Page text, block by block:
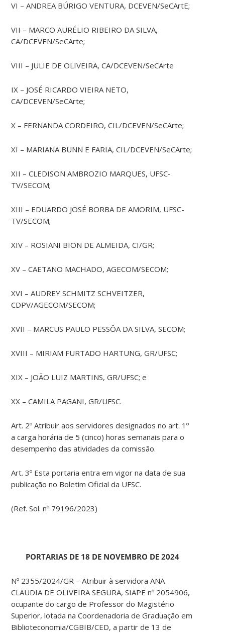
VI – ANDREA BÚRIGO VENTURA, DCEVEN/SeCArtE;
VII – MARCO AURÉLIO RIBEIRO DA SILVA,
CA/DCEVEN/SeCArte;
VIII – JULIE DE OLIVEIRA, CA/DCEVEN/SeCArte
IX – JOSÉ RICARDO VIEIRA NETO,
CA/DCEVEN/SeCArte;
X – FERNANDA CORDEIRO, CIL/DCEVEN/SeCArte;
XI – MARIANA BUNN E FARIA, CIL/DCEVEN/SeCArte;
XII – CLEDISON AMBROZIO MARQUES, UFSC-
TV/SECOM;
XIII – EDUARDO JOSÉ BORBA DE AMORIM, UFSC-
TV/SECOM;
XIV – ROSIANI BION DE ALMEIDA, CI/GR;
XV – CAETANO MACHADO, AGECOM/SECOM;
XVI – AUDREY SCHMITZ SCHVEITZER,
CDPV/AGECOM/SECOM;
XVII – MARCUS PAULO PESSÔA DA SILVA, SECOM;
XVIII – MIRIAM FURTADO HARTUNG, GR/UFSC;
XIX – JOÃO LUIZ MARTINS, GR/UFSC; e
XX – CAMILA PAGANI, GR/UFSC.
Art. 2º Atribuir aos servidores designados no art. 1º
a carga horária de 5 (cinco) horas semanais para o
desempenho das atividades da comissão.
Art. 3º Esta portaria entra em vigor na data de sua
publicação no Boletim Oficial da UFSC.
(Ref. Sol. nº 79196/2023)
PORTARIAS DE 18 DE NOVEMBRO DE 2024
Nº 2355/2024/GR – Atribuir à servidora ANA
CLAUDIA DE OLIVEIRA SEGURA, SIAPE nº 2054906,
ocupante do cargo de Professor do Magistério
Superior, lotada na Coordenadoria de Graduação em
Biblioteconomia/CGBIB/CED, a partir de 13 de